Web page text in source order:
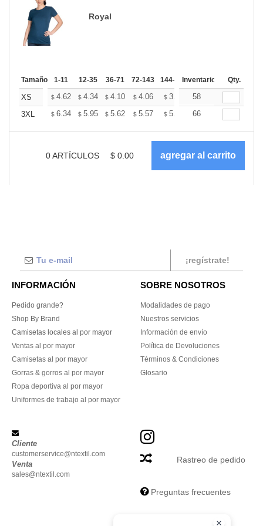
Royal
Tamaño 1-11 12-35 36-71 72-143 144-287 288 + Más
Inventario Qty.
XS $ 4.62 $ 4.34 $ 4.10 $ 4.06 $ 3.99 $3.95
58
3XL
$ 6.34 $ 5.95 $ 5.62 $ 5.57 $ 5.47 $5.42
66
0ARTÍCULOS $ 0.00
¡regístrate!
INFORMACIÓN
Pedido grande?
Shop By Brand
Camisetas locales al por mayor
Ventas al por mayor
Camisetas al por mayor
Gorras & gorros al por mayor
Ropa deportiva al por mayor
Uniformes de trabajo al por mayor
SOBRE NOSOTROS
Modalidades de pago
Nuestros servicios
Información de envío
Política de Devoluciones
Términos & Condiciones
Glosario
Cliente
customerservice@ntextil.com
Venta
sales@ntextil.com
Rastreo de pedido
Preguntas frecuentes